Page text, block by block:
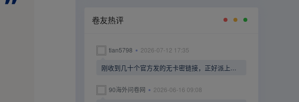
卷友热评
tian5798 2026-07-12 17:35
刚收到几十个官方发的无卡密链接，正好派上...
90海外问卷网 2026-06-16 09:08